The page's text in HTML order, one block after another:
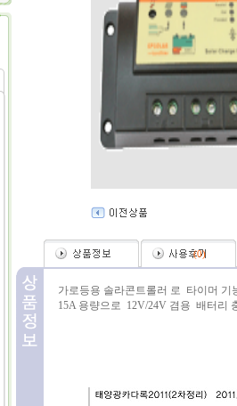
(0)
가로등용 솔라콘트롤러 로 타이머 기
15A 용량으로 12V/24V 겸용 배터리